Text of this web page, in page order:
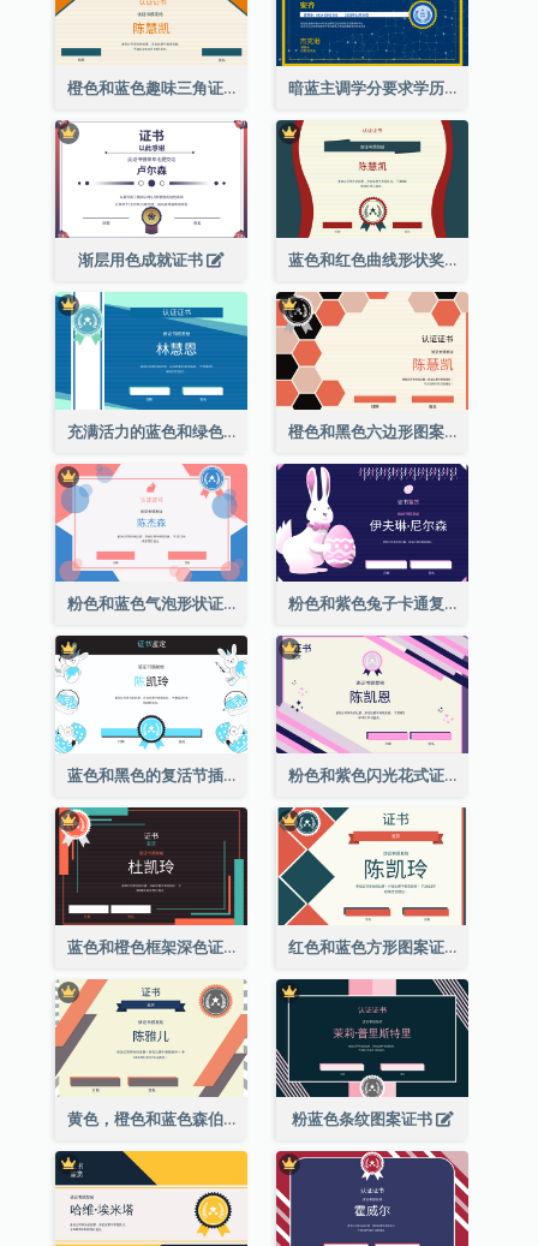
橙色和蓝色趣味三角证书 暗蓝主调学分要求学历证书
渐层用色成就证书 蓝色和红色曲线形状奖证书
充满活力的蓝色和绿色徽章证书 橙色和黑色六边形图案证书
粉色和蓝色气泡形状证书 粉色和紫色兔子卡通复活节证书
蓝色和黑色的复活节插图证书 粉色和紫色闪光花式证书
蓝色和橙色框架深色证书 红色和蓝色方形图案证书
黄色，橙色和蓝色森伯斯特证书 粉蓝色条纹图案证书